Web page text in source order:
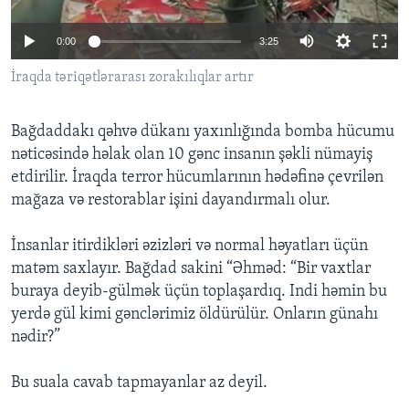
BIZI IZLƏYIN
Dillər
0:00 3:25
İraqda təriqətlərarası zorakılıqlar artır
Bağdaddakı qəhvə dükanı yaxınlığında bomba hücumu
nəticəsində həlak olan 10 gənc insanın şəkli nümayiş
etdirilir. İraqda terror hücumlarının hədəfinə çevrilən
mağaza və restorablar işini dayandırmalı olur.
İnsanlar itirdikləri əzizləri və normal həyatları üçün
matəm saxlayır. Bağdad sakini “Əhməd: “Bir vaxtlar
buraya deyib-gülmək üçün toplaşardıq. Indi həmin bu
yerdə gül kimi gənclərimiz öldürülür. Onların günahı
nədir?”
Bu suala cavab tapmayanlar az deyil.